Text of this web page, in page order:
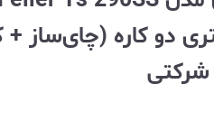
استریکس — قوری ۱.۷ لیتری دو کاره